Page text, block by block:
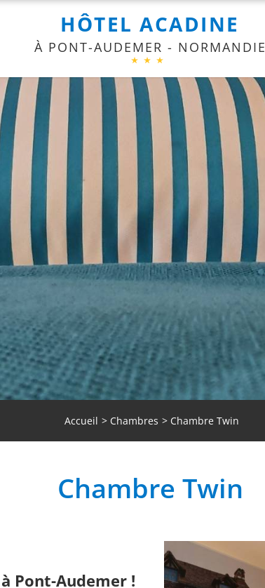
HÔTEL ACADINE
À PONT-AUDEMER - NORMANDIE
Accueil Chambres Chambre Twin
Chambre Twin
Pont-Audemer !